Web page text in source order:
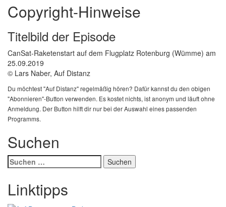
Copyright-Hinweise
Titelbild der Episode
CanSat-Raketenstart auf dem Flugplatz Rotenburg (Wümme) am
25.09.2019
© Lars Naber, Auf Distanz
Du möchtest "Auf Distanz" regelmäßig hören? Dafür kannst du den obigen
"Abonnieren"-Button verwenden. Es kostet nichts, ist anonym und läuft ohne
Anmeldung. Der Button hilft dir nur bei der Auswahl eines passenden
Programms.
Suchen
Suchen
nach:
Linktipps